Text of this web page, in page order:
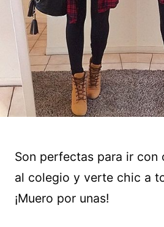
Son perfectas para ir con
al colegio y verte chic a
¡Muero por unas!